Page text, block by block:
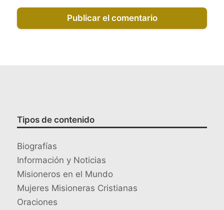
Tipos de contenido
Biografías
Información y Noticias
Misioneros en el Mundo
Mujeres Misioneras Cristianas
Oraciones